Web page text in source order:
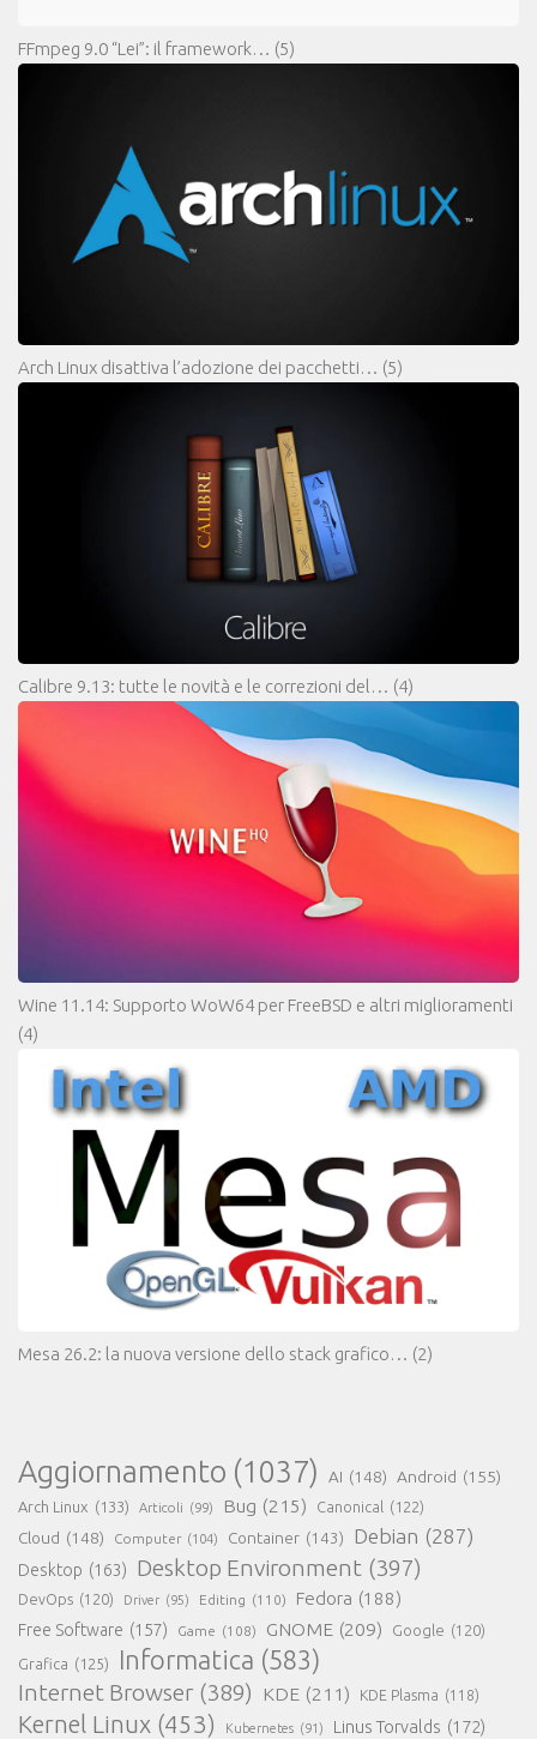
FFmpeg 9.0 “Lei”: il framework… (5)
Arch Linux disattiva l’adozione dei pacchetti… (5)
Calibre 9.13: tutte le novità e le correzioni del… (4)
Wine 11.14: Supporto WoW64 per FreeBSD e altri miglioramenti
(4)
Mesa 26.2: la nuova versione dello stack grafico… (2)
Aggiornamento (1037) AI (148) Android (155)
Arch Linux (133) Articoli (99) Bug (215) Canonical (122)
Cloud (148) Computer (104) Container (143) Debian (287)
Desktop (163) Desktop Environment (397)
DevOps (120) Driver (95) Editing (110) Fedora (188)
Free Software (157) Game (108) GNOME (209) Google (120)
Grafica (125) Informatica (583)
Internet Browser (389) KDE (211) KDE Plasma (118)
Kernel Linux (453) Kubernetes (91) Linus Torvalds (172)